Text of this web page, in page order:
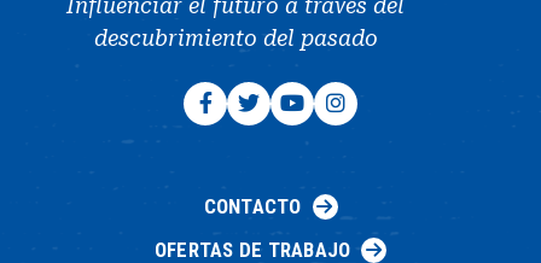
Influenciar el futuro a través del
descubrimiento del pasado
CONTACTO
OFERTAS DE TRABAJO